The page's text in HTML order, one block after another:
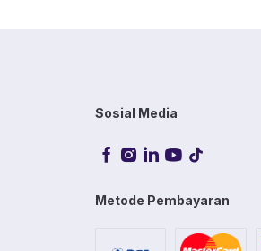
Sosial Media
Metode Pembayaran